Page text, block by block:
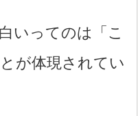
いってのは「こ
が体現されてい